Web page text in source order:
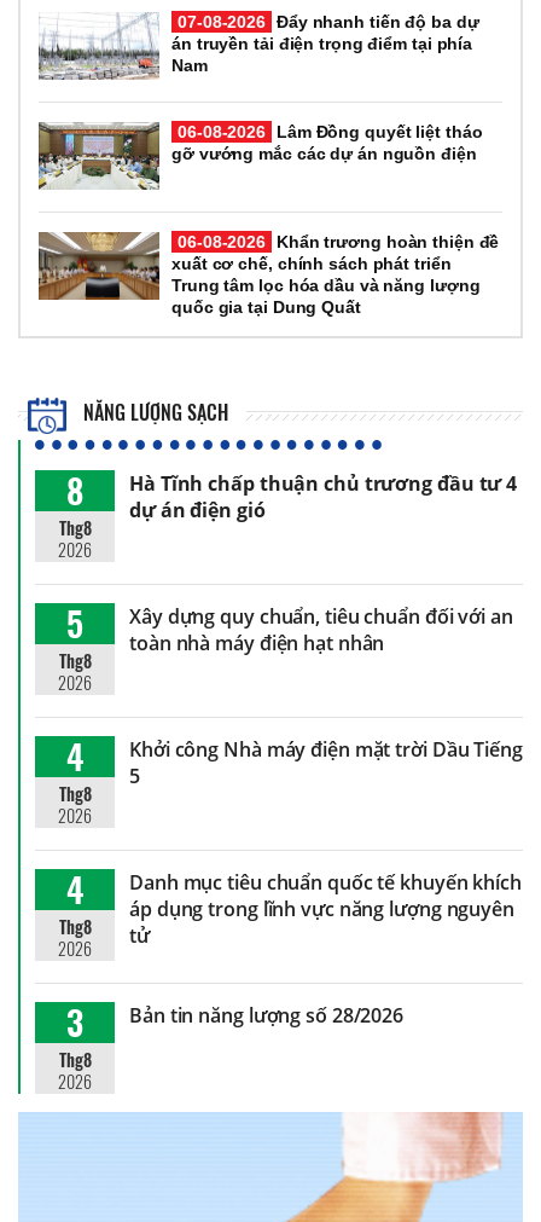
07-08-2026 Đẩy nhanh tiến độ ba dự
án truyền tải điện trọng điểm tại phía
Nam
06-08-2026
Lâm Đồng quyết liệt tháo
gỡ vướng mắc các dự án nguồn điện
06-08-2026
Khẩn trương hoàn thiện đề
xuất cơ chế, chính sách phát triển
Trung tâm lọc hóa dầu và năng lượng
quốc gia tại Dung Quất
NĂNG LƯỢNG SẠCH
8
Thg8
2026
Hà Tĩnh chấp thuận chủ trương đầu tư 4
dự án điện gió
5
Thg8
2026
Xây dựng quy chuẩn, tiêu chuẩn đối với an
toàn nhà máy điện hạt nhân
4
Thg8
2026
Khởi công Nhà máy điện mặt trời Dầu Tiếng
5
4
Thg8
2026
Danh mục tiêu chuẩn quốc tế khuyến khích
áp dụng trong lĩnh vực năng lượng nguyên
tử
3
Thg8
2026
Bản tin năng lượng số 28/2026